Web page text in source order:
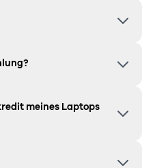
meines Laptops